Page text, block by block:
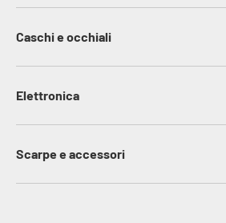
Caschi e occhiali
Elettronica
Scarpe e accessori